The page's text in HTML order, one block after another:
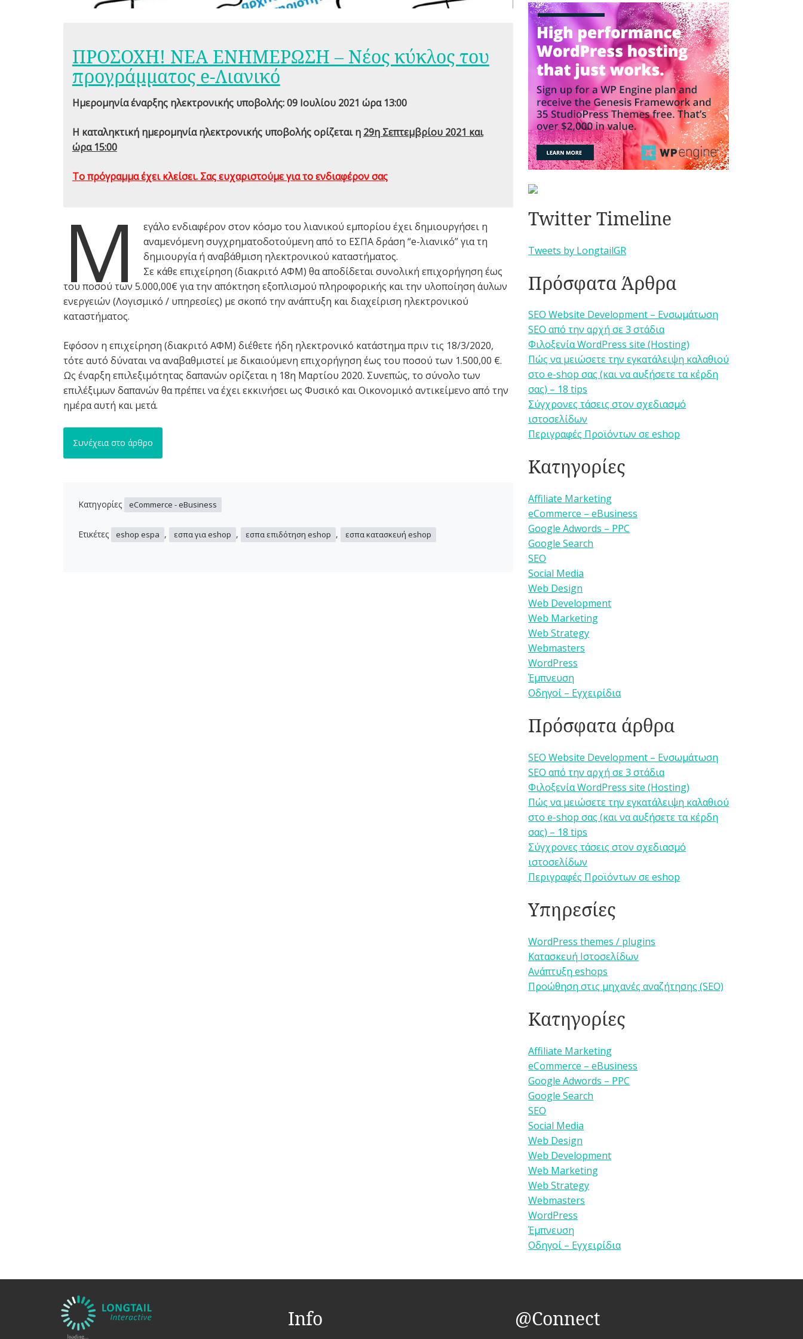
ΠΡΟΣΟΧΗ! ΝΕΑ ΕΝΗΜΕΡΩΣΗ – Νέος κύκλος του
προγράμματος e-Λιανικό
Ημερομηνία έναρξης ηλεκτρονικής υποβολής: 09 Ιουλίου 2021 ώρα 13:00
Η καταληκτική ημερομηνία ηλεκτρονικής υποβολής ορίζεται η 29η Σεπτεμβρίου 2021 και
ώρα 15:00
Το πρόγραμμα έχει κλείσει. Σας ευχαριστούμε για το ενδιαφέρον σας
Μ
εγάλο ενδιαφέρον στον κόσμο του λιανικού εμπορίου έχει δημιουργήσει η
αναμενόμενη συγχρηματοδοτούμενη από το ΕΣΠΑ δράση “e-λιανικό” για τη
δημιουργία ή αναβάθμιση ηλεκτρονικού καταστήματος.
Σε κάθε επιχείρηση (διακριτό ΑΦΜ) θα αποδίδεται συνολική επιχορήγηση έως
του ποσού των 5.000,00€ για την απόκτηση εξοπλισμού πληροφορικής και την υλοποίηση άυλων
ενεργειών (Λογισμικό / υπηρεσίες) με σκοπό την ανάπτυξη και διαχείριση ηλεκτρονικού
καταστήματος.
Εφόσον η επιχείρηση (διακριτό ΑΦΜ) διέθετε ήδη ηλεκτρονικό κατάστημα πριν τις 18/3/2020,
τότε αυτό δύναται να αναβαθμιστεί με δικαιούμενη επιχορήγηση έως του ποσού των 1.500,00 €.
Ως έναρξη επιλεξιμότητας δαπανών ορίζεται η 18η Μαρτίου 2020. Συνεπώς, το σύνολο των
επιλέξιμων δαπανών θα πρέπει να έχει εκκινήσει ως Φυσικό και Οικονομικό αντικείμενο από την
ημέρα αυτή και μετά.
Συνέχεια στο άρθρο
Κατηγορίες eCommerce - eBusiness
Ετικέτες eshop espa , εσπα για eshop , εσπα επιδότηση eshop , εσπα κατασκευή eshop
Twitter Timeline
Tweets by LongtailGR
Πρόσφατα Άρθρα
SEO Website Development – Ενσωμάτωση
SEO από την αρχή σε 3 στάδια
Φιλοξενία WordPress site (Hosting)
Πώς να μειώσετε την εγκατάλειψη καλαθιού
στο e-shop σας (και να αυξήσετε τα κέρδη
σας) – 18 tips
Σύγχρονες τάσεις στον σχεδιασμό
ιστοσελίδων
Περιγραφές Προϊόντων σε eshop
Κατηγορίες
Affiliate Marketing
eCommerce – eBusiness
Google Adwords – PPC
Google Search
SEO
Social Media
Web Design
Web Development
Web Marketing
Web Strategy
Webmasters
WordPress
Έμπνευση
Οδηγοί – Εγχειρίδια
Πρόσφατα άρθρα
SEO Website Development – Ενσωμάτωση
SEO από την αρχή σε 3 στάδια
Φιλοξενία WordPress site (Hosting)
Πώς να μειώσετε την εγκατάλειψη καλαθιού
στο e-shop σας (και να αυξήσετε τα κέρδη
σας) – 18 tips
Σύγχρονες τάσεις στον σχεδιασμό
ιστοσελίδων
Περιγραφές Προϊόντων σε eshop
Υπηρεσίες
WordPress themes / plugins
Κατασκευή Ιστοσελίδων
Ανάπτυξη eshops
Προώθηση στις μηχανές αναζήτησης (SEO)
Κατηγορίες
Affiliate Marketing
eCommerce – eBusiness
Google Adwords – PPC
Google Search
SEO
Social Media
Web Design
Web Development
Web Marketing
Web Strategy
Webmasters
WordPress
Έμπνευση
Οδηγοί – Εγχειρίδια
Info @Connect